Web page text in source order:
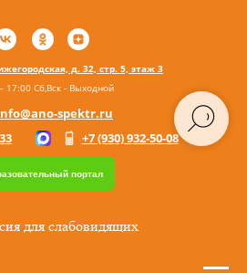
портал
д. 32, стр. 5, этаж 3
+7 (930) 932-50-08
spektr.ru
17:00 Сб,Вск - Выходной
для слабовидящих